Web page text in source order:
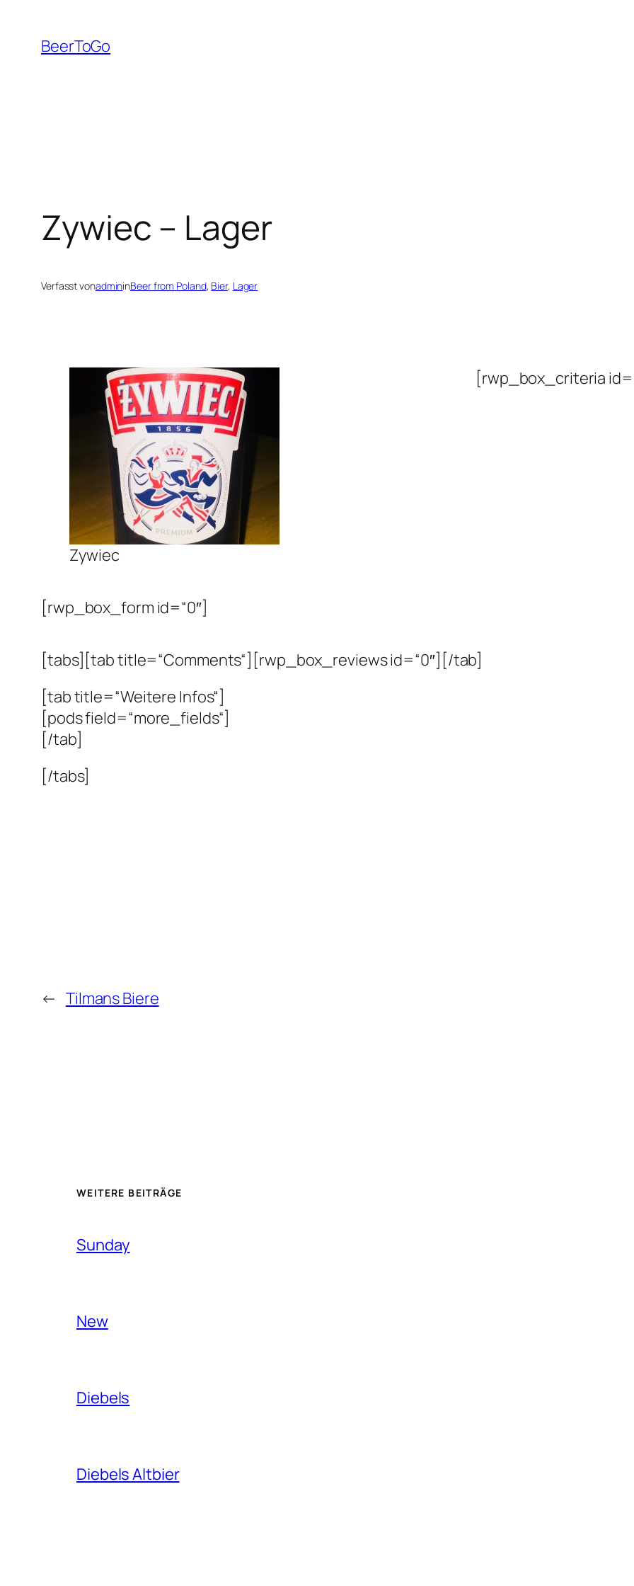
Inhalt
springen
BeerToGo
Zywiec – Lager
Verfasst vonadmininBeer from Poland, Bier, Lager
Zywiec
[rwp_box_criteria
[rwp_box_form id=“0″]
[tabs][tab title=“Comments“][rwp_box_reviews id=“0″][/tab]
[tab title=“Weitere Infos“]
[pods field=“more_fields“]
[/tab]
[/tabs]
← Tilmans Biere
WEITERE BEITRÄGE
Sunday
New
Diebels
Diebels Altbier